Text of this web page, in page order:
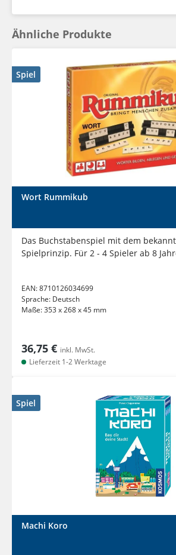
Ähnliche Produkte
Spiel
Wort Rummikub
Das Buchstabenspiel mit dem
Spielprinzip. Für 2 - 4 Spieler ab 8
EAN:8710126034699
Sprache: Deutsch
Maße:353 x 268 x 45 mm
36,75 € inkl. MwSt.
Lieferzeit 1-2 Werktage
Spiel
Machi Koro